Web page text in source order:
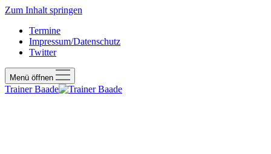
Zum Inhalt springen
Termine
Impressum/Datenschutz
Twitter
Menü öffnen
Trainer Baade